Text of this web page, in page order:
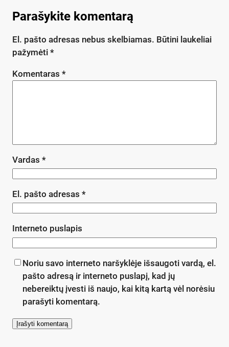
Parašykite komentarą
El. pašto adresas nebus skelbiamas. Būtini laukeliai
pažymėti *
Komentaras *
Vardas *
El. pašto adresas *
Interneto puslapis
Noriu savo interneto naršyklėje išsaugoti vardą, el.
pašto adresą ir interneto puslapį, kad jų
nebereiktų įvesti iš naujo, kai kitą kartą vėl norėsiu
parašyti komentarą.